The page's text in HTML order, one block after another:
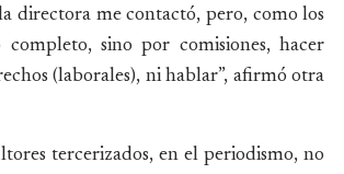
directora me contactó, pero, como los
sino por comisiones, hacer
(laborales), ni hablar”, afirmó otra
tercerizados, en el periodismo, no